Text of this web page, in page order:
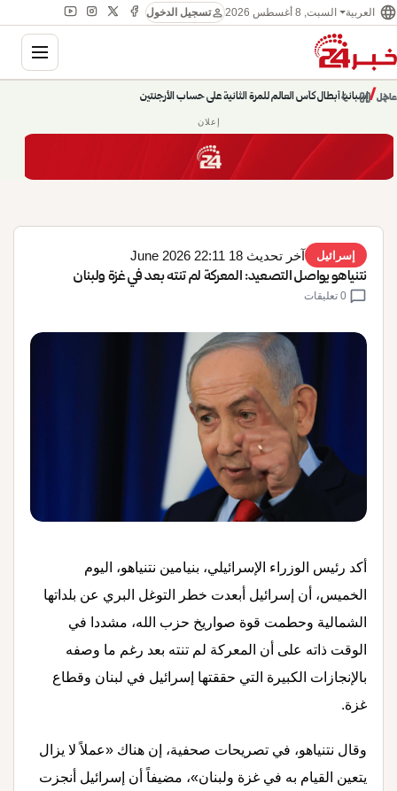
language العربية السبت, 8 أغسطس 2026 personتسجيل الدخول
عاجل/حديث الساعة: سيناريوهات قادمة 745 chevron_right
pause
chevron_left
إعلان
إسرائيل آخر تحديث 18 June 2026 22:11
نتنياهو يواصل التصعيد: المعركة لم تنته بعد في غزة ولبنان
chat_bubble
أكد رئيس الوزراء الإسرائيلي، بنيامين نتنياهو، اليوم
الخميس، أن إسرائيل أبعدت خطر التوغل البري عن بلداتها
الشمالية وحطمت قوة صواريخ حزب الله، مشددا في
الوقت ذاته على أن المعركة لم تنته بعد رغم ما وصفه
بالإنجازات الكبيرة التي حققتها إسرائيل في لبنان وقطاع
غزة.
وقال نتنياهو، في تصريحات صحفية، إن هناك «عملاً لا يزال
يتعين القيام به في غزة ولبنان»، مضيفاً أن إسرائيل أنجزت